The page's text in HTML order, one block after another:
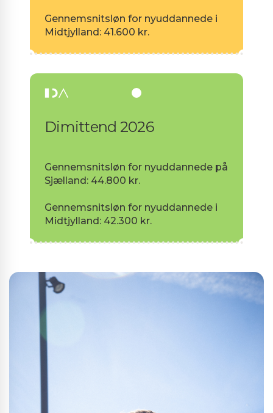
Gennemsnitsløn for nyuddannede i
Midtjylland: 41.600 kr.
Dimittend 2026
Gennemsnitsløn for nyuddannede på
Sjælland: 44.800 kr.
Gennemsnitsløn for nyuddannede i
Midtjylland: 42.300 kr.